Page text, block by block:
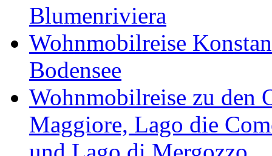
Blumenriviera
Wohnmobilreise
Bodensee
Wohnmobilreise zu den
Maggiore, Lago die